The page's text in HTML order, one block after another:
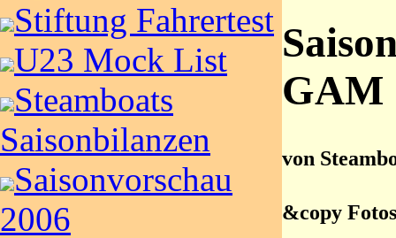
Stiftung Fahrertest
U23 Mock List
Steamboats
Saisonbilanzen
Saisonvorschau
2006
GAM
von
&copy